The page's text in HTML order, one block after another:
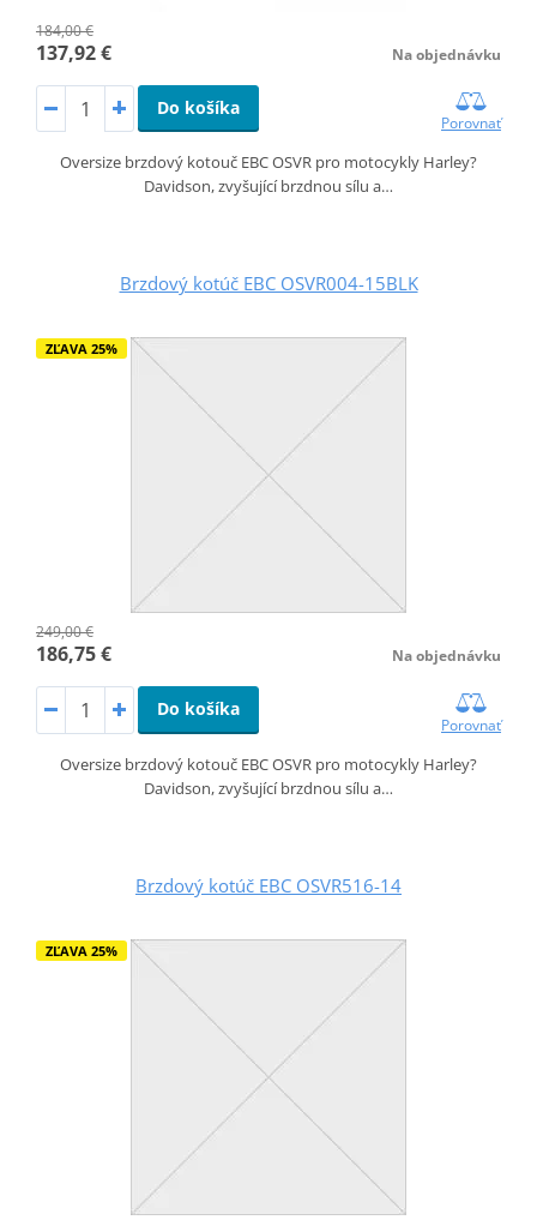
184,00 €
137,92 € Na objednávku
Do košíka
Porovnať
Oversize brzdový kotouč EBC OSVR pro motocykly Harley?
Davidson, zvyšující brzdnou sílu a…
Brzdový kotúč EBC OSVR004-15BLK
ZĽAVA 25%
249,00 €
186,75 € Na objednávku
Do košíka
Porovnať
Oversize brzdový kotouč EBC OSVR pro motocykly Harley?
Davidson, zvyšující brzdnou sílu a…
Brzdový kotúč EBC OSVR516-14
ZĽAVA 25%